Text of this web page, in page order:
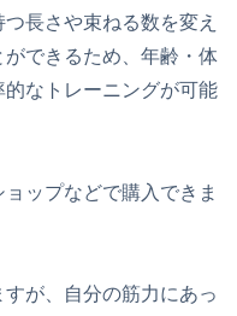
長さや束ねる数を変え
できるため、年齢・体
なトレーニングが可能
ップなどで購入できま
が、自分の筋力にあっ